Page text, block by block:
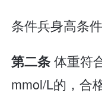
条件兵身高条
第二条体重符
mmol/L的，合格